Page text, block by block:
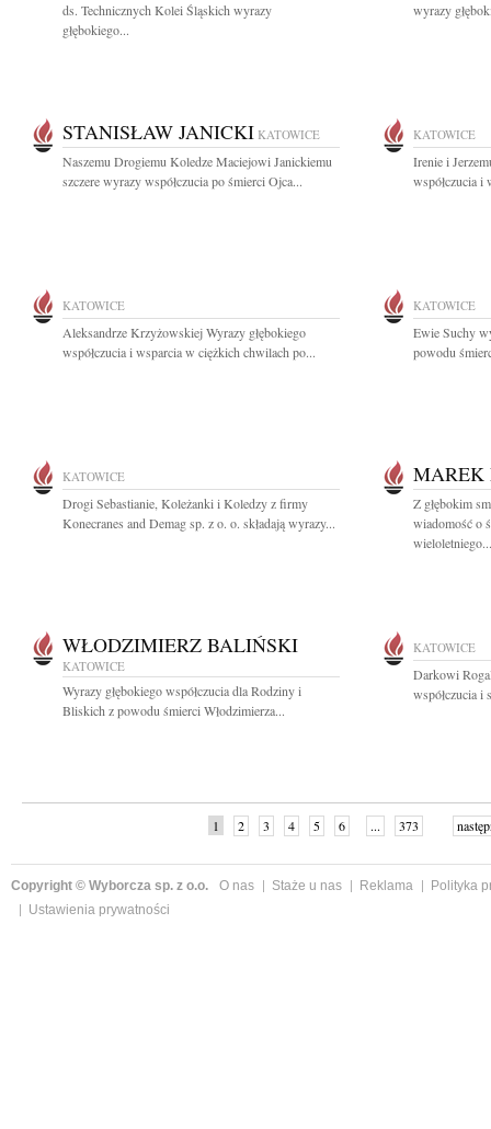
ds. Technicznych Kolei Śląskich wyrazy
głębokiego...
wyrazy
STANISŁAW JANICKI KATOWICE
Naszemu Drogiemu Koledze Maciejowi Janickiemu
szczere wyrazy współczucia po śmierci Ojca...
KATOWICE
Irenie i
współczucia i
KATOWICE
Aleksandrze Krzyżowskiej Wyrazy głębokiego
współczucia i wsparcia w ciężkich chwilach po...
KATOWICE
Ewie Suchy
powodu
KATOWICE
Drogi Sebastianie, Koleżanki i Koledzy z firmy
Konecranes and Demag sp. z o. o. składają wyrazy...
MAREK
Z głębokim
wiadomość o
wieloletniego...
WŁODZIMIERZ BALIŃSKI
KATOWICE
Wyrazy głębokiego współczucia dla Rodziny i
Bliskich z powodu śmierci Włodzimierza...
KATOWICE
Darkowi
współczucia i
1 2 3 4 5 6 ... 373
Copyright © Wyborcza sp. z o.o. O nas Staże u nas Reklama
Polityka
Ustawienia prywatności